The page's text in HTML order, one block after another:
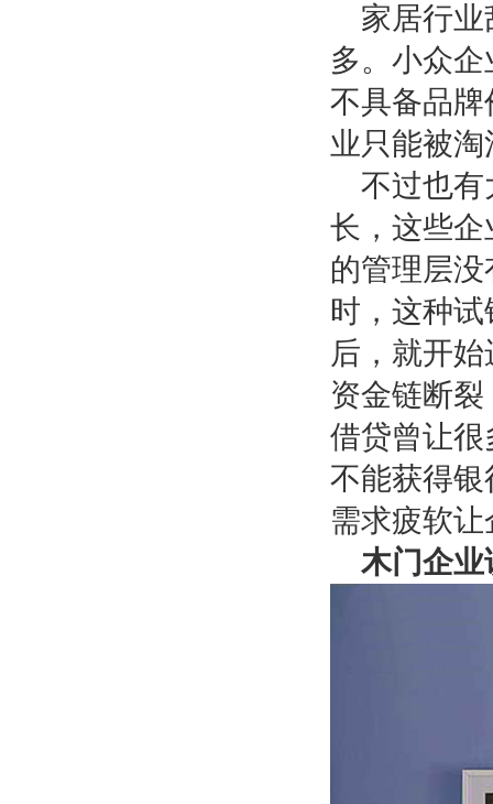
家居行
多。小众
不具备品
业只能被
不过也有
长，这些企
的管理层
时，这种
后，就开
资金链断
借贷曾让
不能获得
需求疲软让
木门企业